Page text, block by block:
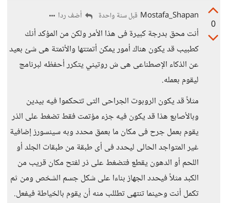
0
Mostafa_Shapan قبل سنة واحدة أضف ردا
أنت محق بدرجة كبيرة فى هذا الأمر ولكن من المؤكد أنك
كطبيب قد يكون هناك أمور يمكن أتمتتها والأتمتة هى شئ بعيد
عن الذكاء الإصطناعى هى ش روتيني يتكرر أحفظه لبرنامج
ليقوم بعمله.
مثلاً قد يكون الروبوت الجراحى التى تتحكموا فيه بيدين
وبالأصابع هذا قد يكون فيه جزء مؤتمت فقط تضغط على الذر
يقوم بعمل جرح فى مكان ما بعمق محدد وبه سينسورز إضافية
غير المتواجد الحالى ليحدد فى أى طبقة من طبقات الجلد أو
اللحم أو الدهون يقطع فتضغط على ذر لفتح مكان قريب من
الكبد مثلاً فيحدد الجهاز بناءا على شكل جسم الشخص ومن ثم
تكمل أنت وحينما تنتهى تطللب منه أن يقوم بالخياطة فيفعل.